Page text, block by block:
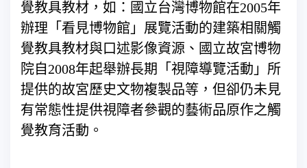
覺教具教材，如：國立台灣博物館在2005年
辦理「看見博物館」展覽活動的建築相關觸
覺教具教材與口述影像資源、國立故宮博物
院自2008年起舉辦長期「視障導覽活動」所
提供的故宮歷史文物複製品等，但卻仍未見
有常態性提供視障者參觀的藝術品原作之觸
覺教育活動。